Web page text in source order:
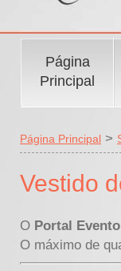
Página
Principal
Página Principal >
Vestido
O Portal
O máximo de